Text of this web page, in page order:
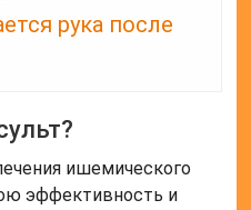
рука после
ишемического
эффективность и